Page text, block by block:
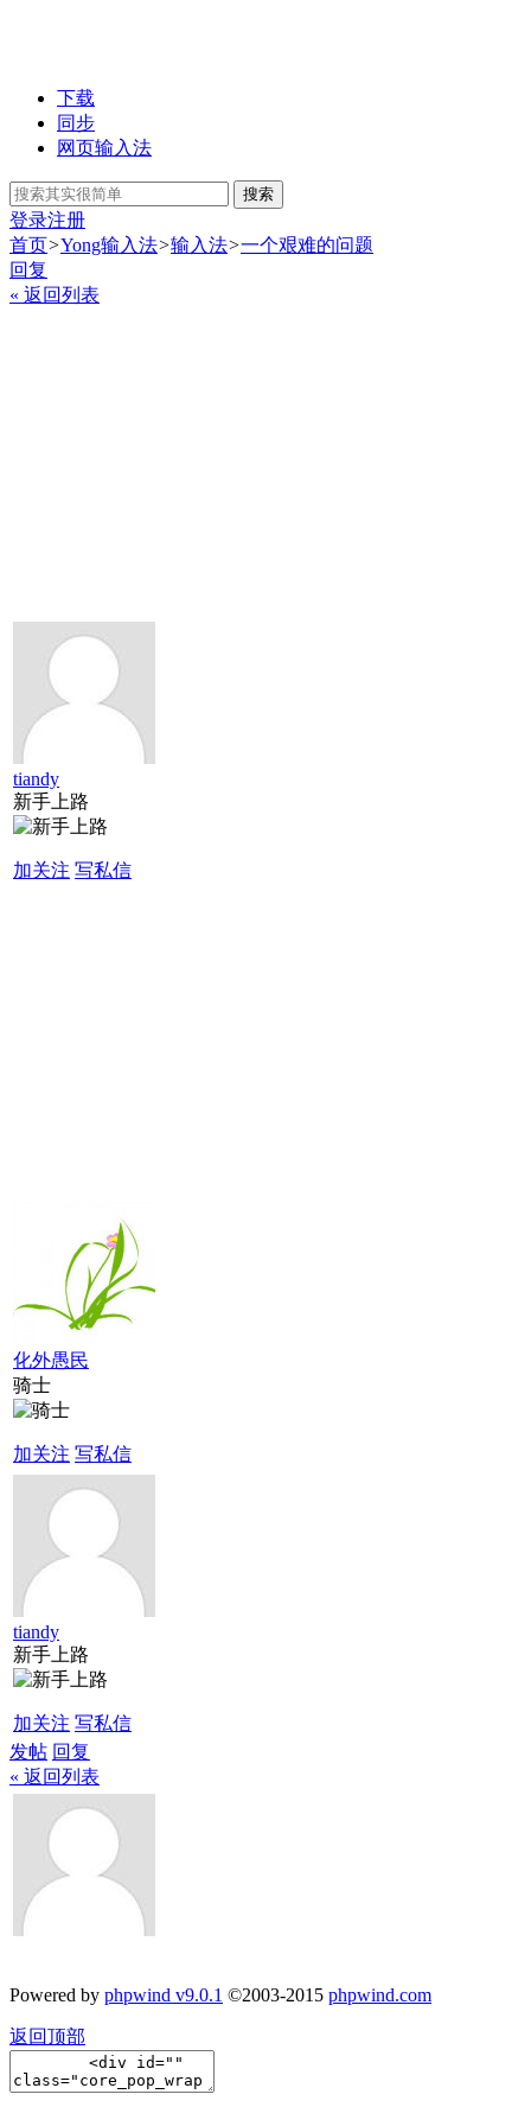
下载
同步
网页输入法
搜索
登录注册
首页>Yong输入法>输入法>一个艰难的问题
回复
« 返回列表
tiandy
新手上路
加关注 写私信
化外愚民
骑士
加关注 写私信
tiandy
新手上路
加关注 写私信
发帖 回复
« 返回列表
Powered by phpwind v9.0.1 ©2003-2015 phpwind.com
返回顶部